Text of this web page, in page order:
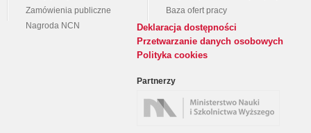
Zamówienia publiczne
Nagroda NCN
Baza ofert pracy
Deklaracja dostępności
Przetwarzanie danych osobowych
Polityka cookies
Partnerzy